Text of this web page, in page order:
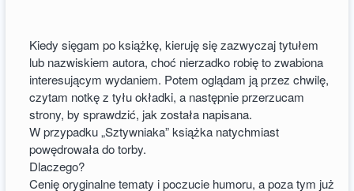
Kiedy sięgam po książkę, kieruję się zazwyczaj tytułem
lub nazwiskiem autora, choć nierzadko robię to zwabiona
interesującym wydaniem. Potem oglądam ją przez chwilę,
czytam notkę z tyłu okładki, a następnie przerzucam
strony, by sprawdzić, jak została napisana.
W przypadku „Sztywniaka” książka natychmiast
powędrowała do torby.
Dlaczego?
Cenię oryginalne tematy i poczucie humoru, a poza tym już